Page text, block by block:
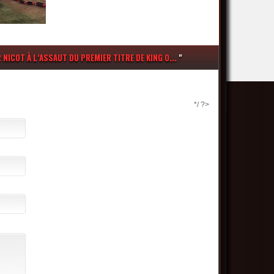
NICOT À L’ASSAUT DU PREMIER TITRE DE KING O... "
*/ ?>